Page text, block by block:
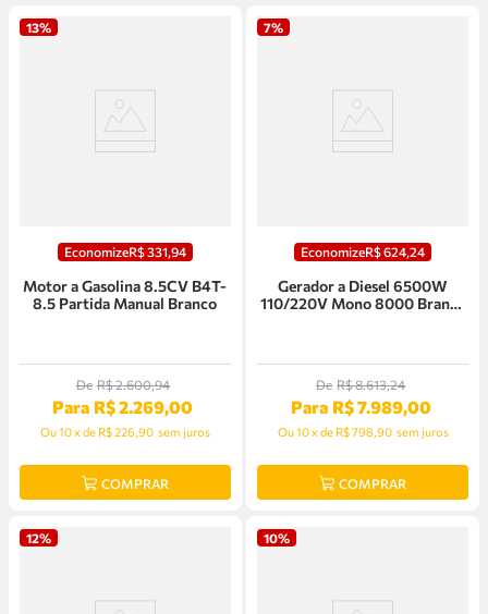
13%
EconomizeR$331,94
Motor a Gasolina 8.5CV B4T-
8.5 Partida Manual Branco
De R$2.600,94
Para R$2.269,00
Ou10xde R$ 226,90 sem juros
COMPRAR
7%
EconomizeR$624,24
Gerador a Diesel 6500W
110/220V Mono 8000 Branco
De R$8.613,24
Para R$7.989,00
Ou10xde R$ 798,90 sem juros
COMPRAR
12% 10%